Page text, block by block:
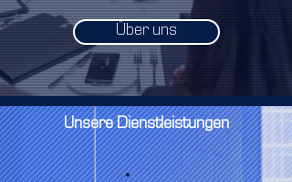
Über uns
Unsere Dienstleistungen